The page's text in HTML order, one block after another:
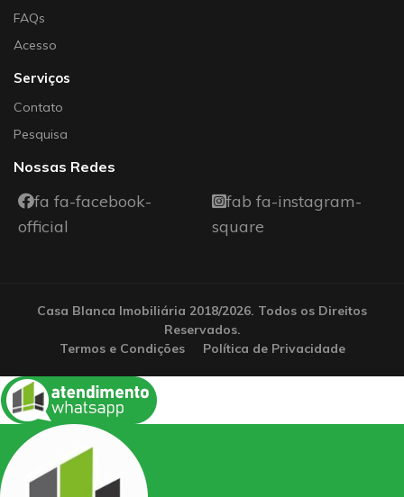
FAQs
Acesso
Serviços
Contato
Pesquisa
Nossas Redes
fa fa-facebook-
official
fab fa-instagram-
square
Casa Blanca Imobiliária 2018/2026. Todos os Direitos
Reservados.
Termos e Condições
Política de Privacidade